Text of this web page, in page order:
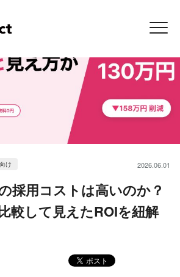
け 2026.06.01
採用コストは高いのか？
較して見えたROIを紐解